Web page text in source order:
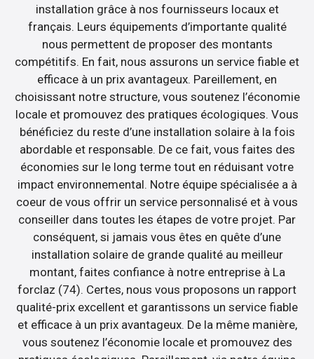
installation grâce à nos fournisseurs locaux et
français. Leurs équipements d’importante qualité
nous permettent de proposer des montants
compétitifs. En fait, nous assurons un service fiable et
efficace à un prix avantageux. Pareillement, en
choisissant notre structure, vous soutenez l’économie
locale et promouvez des pratiques écologiques. Vous
bénéficiez du reste d’une installation solaire à la fois
abordable et responsable. De ce fait, vous faites des
économies sur le long terme tout en réduisant votre
impact environnemental. Notre équipe spécialisée a à
coeur de vous offrir un service personnalisé et à vous
conseiller dans toutes les étapes de votre projet. Par
conséquent, si jamais vous êtes en quête d’une
installation solaire de grande qualité au meilleur
montant, faites confiance à notre entreprise à La
forclaz (74). Certes, nous vous proposons un rapport
qualité-prix excellent et garantissons un service fiable
et efficace à un prix avantageux. De la même manière,
vous soutenez l’économie locale et promouvez des